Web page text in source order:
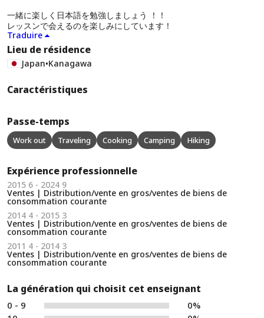
一緒に楽しく日本語を勉強しましょう ！！
レッスンで会えるのを楽しみにしています！
Traduire
Lieu de résidence
Japan•Kanagawa
Caractéristiques
Passe-temps
Work out Traveling Cooking Camping Hiking
Expérience professionnelle
2015 6 - 2024 9
Ventes | Distribution/vente en gros/ventes de biens de
consommation courante
2014 4 - 2015 3
Ventes | Distribution/vente en gros/ventes de biens de
consommation courante
2011 4 - 2014 3
Ventes | Distribution/vente en gros/ventes de biens de
consommation courante
La génération qui choisit cet enseignant
0 - 9
0%